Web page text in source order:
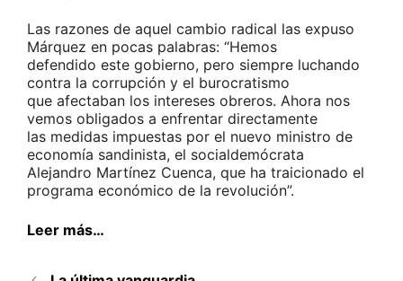
Las razones de aquel cambio radical las expuso
Márquez en pocas palabras: “Hemos
defendido este gobierno, pero siempre luchando
contra la corrupción y el burocratismo
que afectaban los intereses obreros. Ahora nos
vemos obligados a enfrentar directamente
las medidas impuestas por el nuevo ministro de
economía sandinista, el socialdemócrata
Alejandro Martínez Cuenca, que ha traicionado el
programa económico de la revolución”.
Leer más…